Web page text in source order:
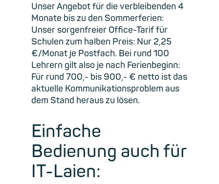
Unser Angebot für die verbleibenden 4
Monate bis zu den Sommerferien:
Unser sorgenfreier Office-Tarif für
Schulen zum halben Preis: Nur 2,25
€/Monat je Postfach. Bei rund 100
Lehrern gilt also je nach Ferienbeginn:
Für rund 700,- bis 900,- € netto ist das
aktuelle Kommunikationsproblem aus
dem Stand heraus zu lösen.
Einfache
Bedienung auch für
IT-Laien: